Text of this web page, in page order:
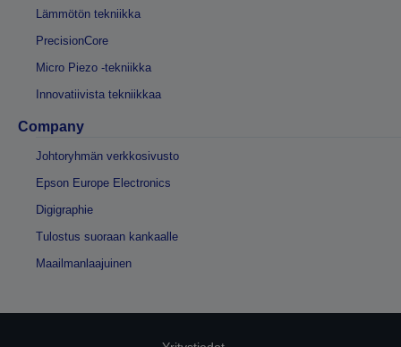
Lämmötön tekniikka
PrecisionCore
Micro Piezo -tekniikka
Innovatiivista tekniikkaa
Company
Johtoryhmän verkkosivusto
Epson Europe Electronics
Digigraphie
Tulostus suoraan kankaalle
Maailmanlaajuinen